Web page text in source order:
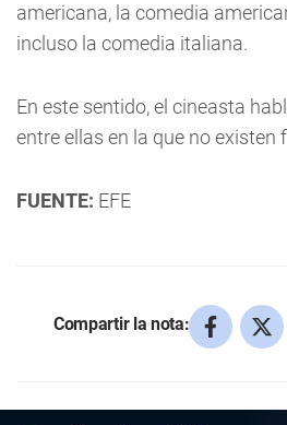
americana, la comedia
incluso la comedia italiana.
En este sentido, el cineasta
entre ellas en la que no existen
FUENTE: EFE
Compartir la nota: